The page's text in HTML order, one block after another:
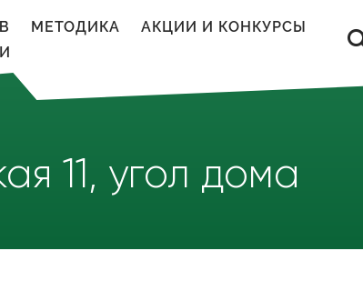
МЕТОДИКА
АКЦИИ И КОНКУРСЫ
11, угол дома